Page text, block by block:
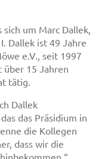
um Marc Dallek,
Dallek ist 49 Jahre
e.V., seit 1997
15 Jahren
tätig.
Dallek
das Präsidium in
die Kollegen
dass wir die